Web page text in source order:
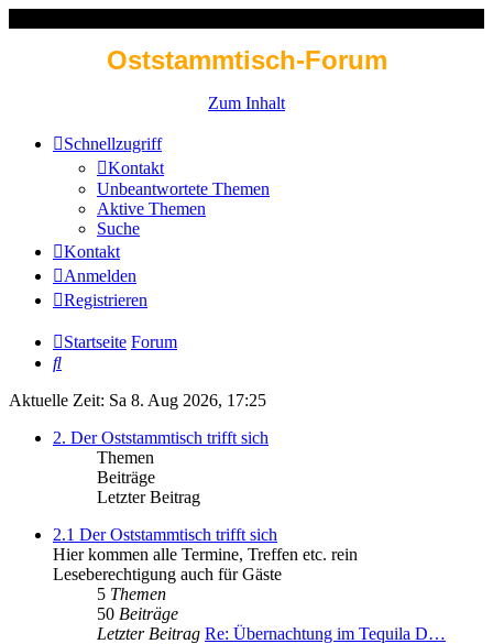
Oststammtisch-Forum
Zum Inhalt
Schnellzugriff
Kontakt
Unbeantwortete Themen
Aktive Themen
Suche
Kontakt
Anmelden
Registrieren
Startseite Forum
Suche
Aktuelle Zeit: Sa 8. Aug 2026, 17:25
2. Der Oststammtisch trifft sich
Themen
Beiträge
Letzter Beitrag
2.1 Der Oststammtisch trifft sich
Hier kommen alle Termine, Treffen etc. rein
Leseberechtigung auch für Gäste
5 Themen
50 Beiträge
Letzter Beitrag Re: Übernachtung im Tequila D…